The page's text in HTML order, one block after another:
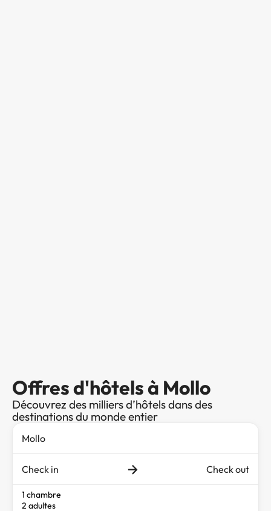
Offres d'hôtels à Mollo
Découvrez des milliers d’hôtels dans des
destinations du monde entier
Check in Check out
1 chambre
2 adultes